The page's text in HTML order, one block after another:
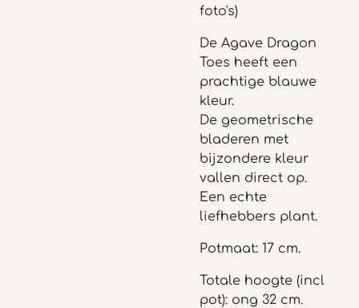
foto's)
De Agave Dragon
Toes heeft een
prachtige blauwe
kleur.
De geometrische
bladeren met
bijzondere kleur
vallen direct op.
Een echte
liefhebbers plant.
Potmaat: 17 cm.
Totale hoogte (incl
pot): ong 32 cm.